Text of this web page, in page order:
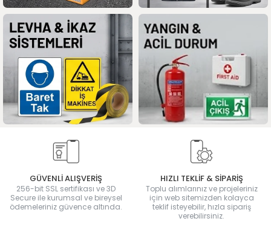
GÜVENLİ ALIŞVERİŞ
256-bit SSL sertifikası ve 3D
Secure ile kurumsal ve bireysel
ödemeleriniz güvence altında.
HIZLI TEKLİF & SİPARİŞ
Toplu alımlarınız ve projeleriniz
için web sitemizden kolayca
teklif isteyebilir, hızla sipariş
verebilirsiniz.